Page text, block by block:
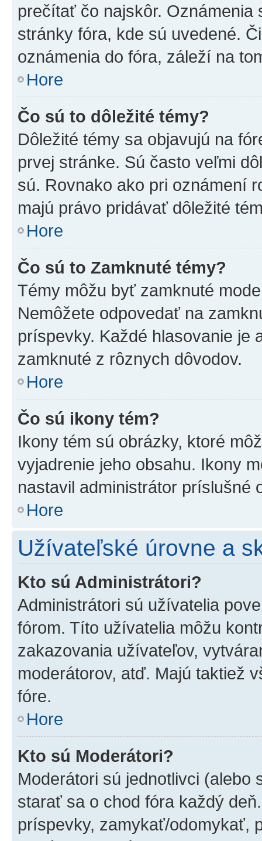
prečítať čo najskôr. Oznámenia
stránky fóra, kde sú uvedené.
oznámenia do fóra, záleží na
Hore
Čo sú to dôležité témy?
Dôležité témy sa objavujú na
prvej stránke. Sú často veľmi
sú. Rovnako ako pri oznámení
majú právo pridávať dôležité
Hore
Čo sú to Zamknuté témy?
Témy môžu byť zamknuté
Nemôžete odpovedať na
príspevky. Každé hlasovanie je
zamknuté z rôznych dôvodov.
Hore
Čo sú ikony tém?
Ikony tém sú obrázky, ktoré
vyjadrenie jeho obsahu. Ikony
nastavil administrátor príslušné
Hore
Užívateľské úrovne a
Kto sú Administrátori?
Administrátori sú užívatelia
fórom. Títo užívatelia môžu
zakazovania užívateľov,
moderátorov, atď. Majú taktiež
fóre.
Hore
Kto sú Moderátori?
Moderátori sú jednotlivci (alebo
starať sa o chod fóra každý
príspevky, zamykať/odomykať,